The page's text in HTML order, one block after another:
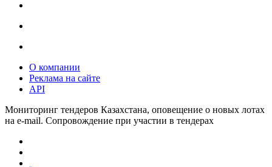
О компании
Реклама на сайте
API
Мониторинг тендеров Казахстана, оповещение о новых лотах
на e-mail. Сопровождение при участии в тендерах